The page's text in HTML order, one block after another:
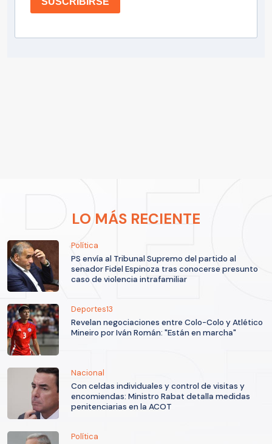
LO MÁS RECIENTE
Política
PS envía al Tribunal Supremo del partido al
senador Fidel Espinoza tras conocerse presunto
caso de violencia intrafamiliar
Deportes13
Revelan negociaciones entre Colo-Colo y Atlético
Mineiro por Iván Román: "Están en marcha"
Nacional
Con celdas individuales y control de visitas y
encomiendas: Ministro Rabat detalla medidas
penitenciarias en la ACOT
Política